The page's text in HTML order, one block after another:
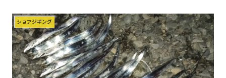
ショアジギング